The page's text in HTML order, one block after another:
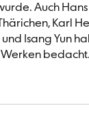
Auch
Karl
Isang Yun
bedacht.